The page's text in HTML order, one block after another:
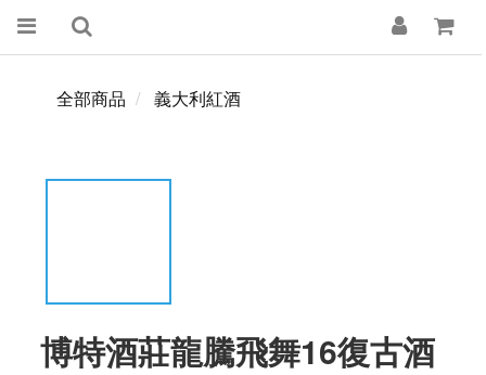
全部商品 義大利紅酒
博特酒莊龍騰飛舞16復古酒